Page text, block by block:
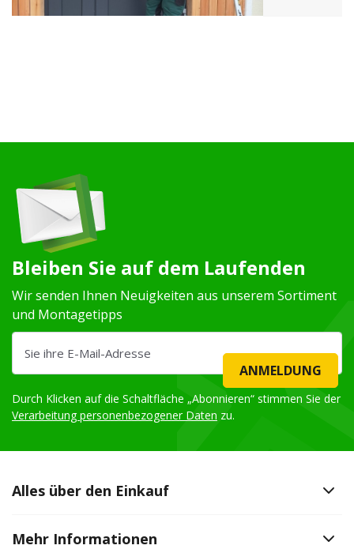
Bleiben Sie auf dem Laufenden
Wir senden Ihnen Neuigkeiten aus unserem Sortiment
und Montagetipps
ANMELDUNG
Durch Klicken auf die Schaltfläche „Abonnieren“ stimmen Sie der
Verarbeitung personenbezogener Daten zu.
Alles über den Einkauf
Mehr Informationen